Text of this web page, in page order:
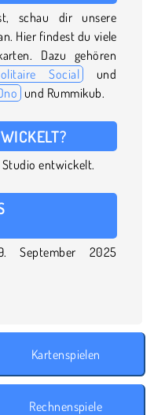
schau dir unsere
Hier findest du viele
Dazu gehören
Social
und
und Rummikub.
entwickelt.
September 2025
Kartenspielen
Rechnenspiele